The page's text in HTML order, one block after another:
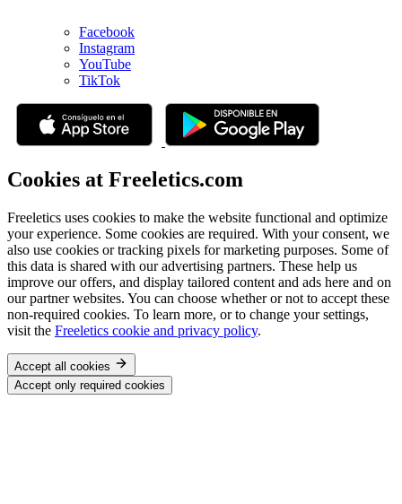
Facebook
Instagram
YouTube
TikTok
Cookies at Freeletics.com
Freeletics uses cookies to make the website functional and optimize
your experience. Some cookies are required. With your consent, we
also use cookies or tracking pixels for marketing purposes. Some of
this data is shared with our advertising partners. These help us
improve our offers, and display tailored content and ads here and on
our partner websites. You can choose whether or not to accept these
non-required cookies. To learn more, or to change your settings,
visit the Freeletics cookie and privacy policy.
Accept all cookies
Accept only required cookies